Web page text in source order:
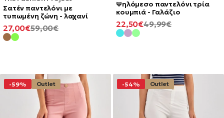
Σατέν παντελόνι με
τυπωμένη ζώνη - λαχανί
ΚΑΝΟΝΙΚΉ
59,00€
ΕΛΆΧΙΣΤΗ
ΤΙΜΉ
27,00€
Ψηλόμεσο παντελόνι τρία
κουμπιά - Γαλάζιο
ΚΑΝΟΝΙΚΉ
49,99€
ΕΛΆΧΙΣΤΗ
ΤΙΜΉ
22,50€
-59% Outlet -54% Outlet